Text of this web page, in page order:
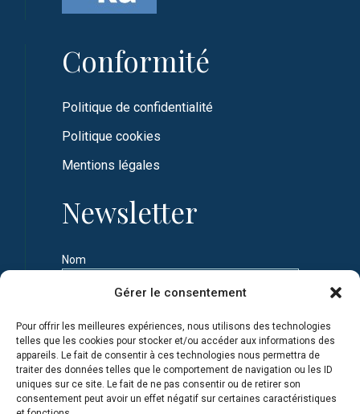
Gérer le consentement
Pour offrir les meilleures expériences, nous utilisons des technologies
telles que les cookies pour stocker et/ou accéder aux informations des
appareils. Le fait de consentir à ces technologies nous permettra de
traiter des données telles que le comportement de navigation ou les ID
uniques sur ce site. Le fait de ne pas consentir ou de retirer son
consentement peut avoir un effet négatif sur certaines caractéristiques
Conformité
Politique de confidentialité
Politique cookies
Mentions légales
Newsletter
Nom
Adresse e-mail